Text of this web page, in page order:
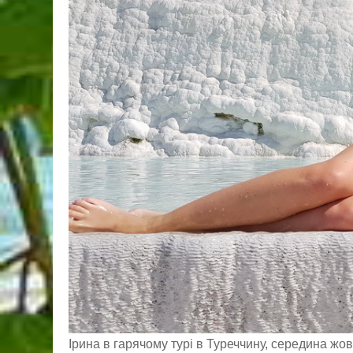
Ірина в гарячому турі в Туреччину, середина